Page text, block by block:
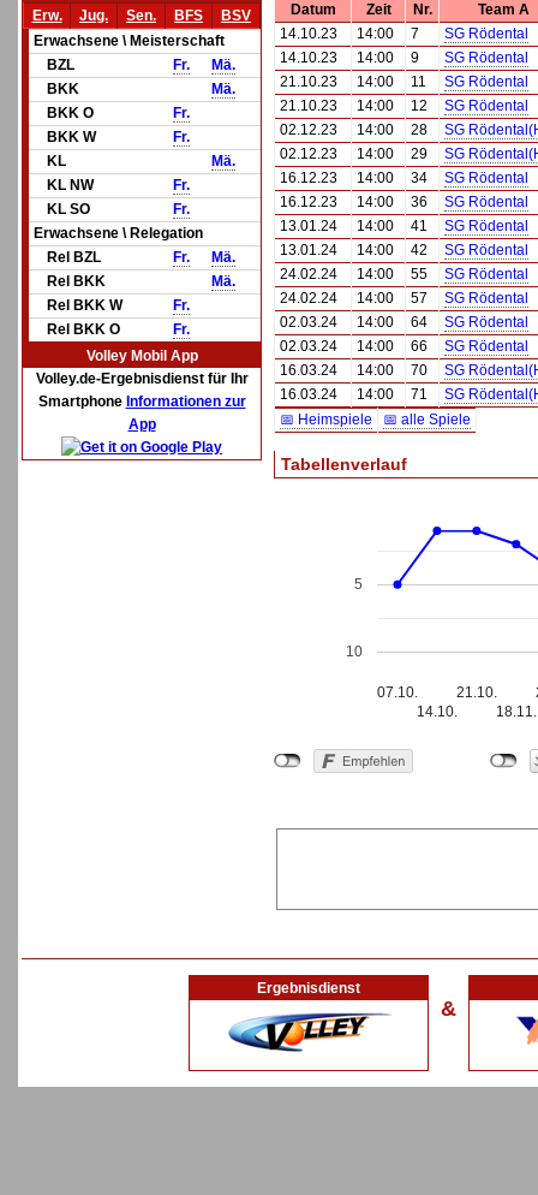
Erw.
Jug. Sen. BFS
BSV
Erwachsene \ Meisterschaft
BZL
Fr.
Mä.
BKK
Mä.
BKK O
Fr.
BKK W
Fr.
KL
Mä.
KL NW
Fr.
KL SO
Fr.
Erwachsene \ Relegation
Rel BZL
Fr.
Mä.
Rel BKK
Mä.
Rel BKK W
Fr.
Rel BKK O
Fr.
Volley Mobil App
Volley.de-Ergebnisdienst für Ihr
Smartphone Informationen zur
App
Datum Zeit Nr.
Team A
14.10.23
14:00 7
SG Rödental
14.10.23
14:00 9
SG Rödental
21.10.23
14:00 11
SG Rödental
21.10.23
14:00 12
SG Rödental
02.12.23
14:00 28
SG
02.12.23
14:00 29
SG
16.12.23
14:00 34
SG Rödental
16.12.23
14:00 36
SG Rödental
13.01.24
14:00 41
SG Rödental
13.01.24
14:00 42
SG Rödental
24.02.24
14:00 55
SG Rödental
24.02.24
14:00 57
SG Rödental
02.03.24
14:00 64
SG Rödental
02.03.24
14:00 66
SG Rödental
16.03.24
14:00 70
SG
16.03.24
14:00 71
SG
📅 Heimspiele
📅 alle Spiele
Tabellenverlauf
07.10.
14.10.
21.10.
18.11.
5
10
Ergebnisdienst
&